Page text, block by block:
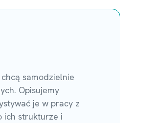
samodzielnie
Opisujemy
je w pracy z
ich strukturze i